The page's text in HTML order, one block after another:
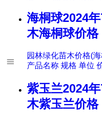
海桐球2024
木海桐球价格
园林绿化苗木价格(
产品名称 规格 单位
紫玉兰2024
木紫玉兰价格